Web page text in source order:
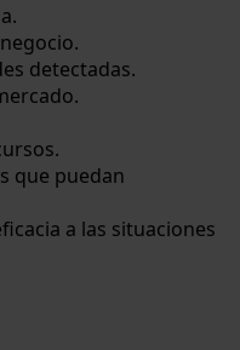
detectadas.
que puedan
a las situaciones